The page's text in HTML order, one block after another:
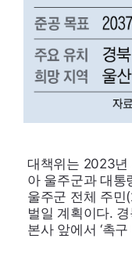
대책위는 2023
아 울주군과 대통
울주군 전체 주민
벌일 계획이다.
본사 앞에서 ‘촉